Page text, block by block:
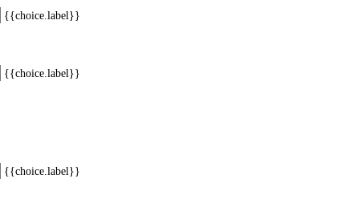
{{choice.label}}
{{choice.label}}
{{choice.label}}